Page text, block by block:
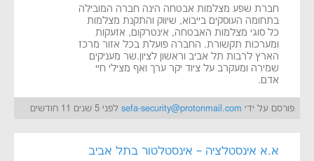
חברת שפע מצלמות אבטחה הינה חברה המובילה
בתחומה העוסקים בייבוא, שיווק והתקנת מצלמות
כל סוגי מצלמות האבטחה, אינטרקום, אזעקות
ומערכות תקשורת. החברה פועלת בכל אזור מרכז
הארץ לרבות תל אביב וראשון לציון.שר מעניקים
שמירה ומעקרב על ציוד יקר ערך ואף מצילי חיי
אדם.
פורסם על ידי sefa-security@protonmail.com לפני 5 שנים 11 חודשים
א.א אינסטלציה – אינסטלטור בתל אביב